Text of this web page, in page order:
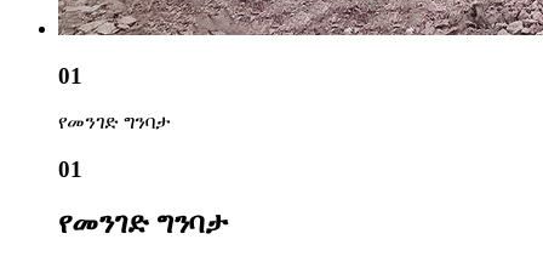
01
የመንገድ ግንባታ
01
የመንገድ ግንባታ